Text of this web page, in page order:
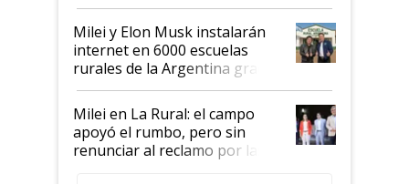
Milei y Elon Musk instalarán
internet en 6000 escuelas
rurales de la Argentina gracias
a un acuerdo con Starlink
Milei en La Rural: el campo
apoyó el rumbo, pero sin
renunciar al reclamo por las